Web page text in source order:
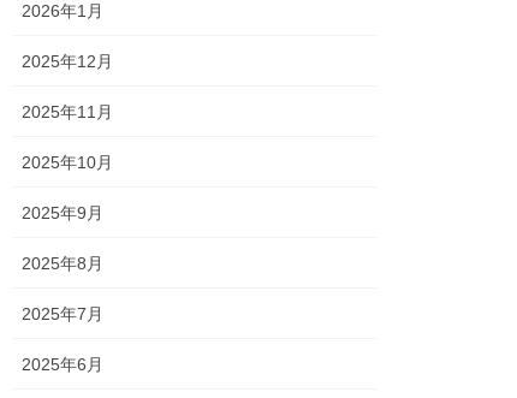
2026年1月
2025年12月
2025年11月
2025年10月
2025年9月
2025年8月
2025年7月
2025年6月